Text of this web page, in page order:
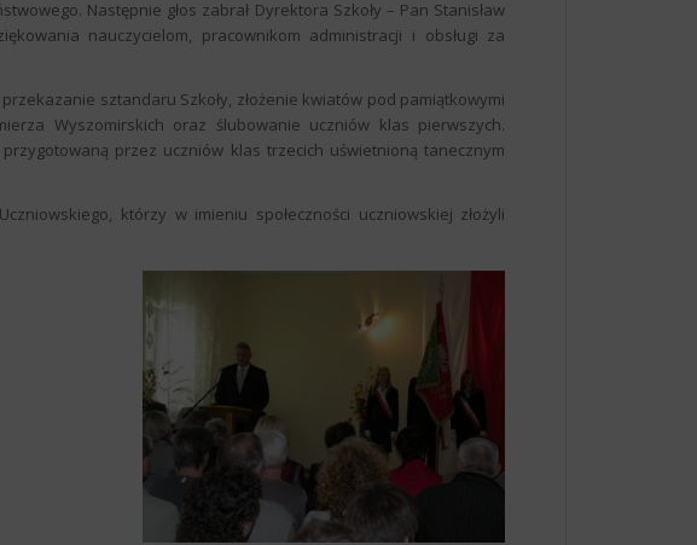
Następnie głos zabrał Dyrektora Szkoły – Pan Stanisław
nauczycielom, pracownikom administracji i obsługi za
sztandaru Szkoły, złożenie kwiatów pod pamiątkowymi
Wyszomirskich oraz ślubowanie uczniów klas pierwszych.
przez uczniów klas trzecich uświetnioną tanecznym
którzy w imieniu społeczności uczniowskiej złożyli